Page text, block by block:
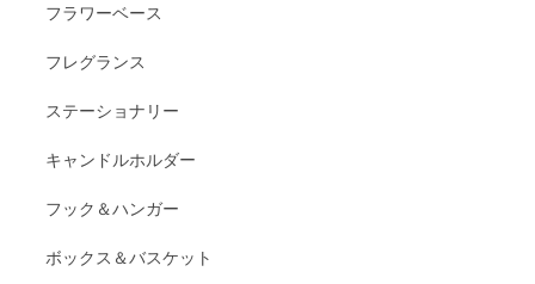
フラワーベース
フレグランス
ステーショナリー
キャンドルホルダー
フック＆ハンガー
ボックス＆バスケット